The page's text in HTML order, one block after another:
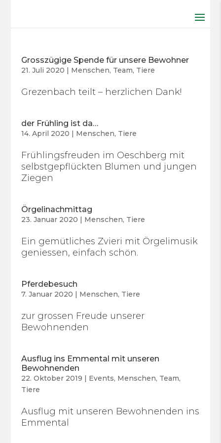
Grosszügige Spende für unsere Bewohner
21. Juli 2020 | Menschen, Team, Tiere
Grezenbach teilt – herzlichen Dank!
der Frühling ist da…
14. April 2020 | Menschen, Tiere
Frühlingsfreuden im Oeschberg mit
selbstgepflückten Blumen und jungen
Ziegen
Örgelinachmittag
23. Januar 2020 | Menschen, Tiere
Ein gemütliches Zvieri mit Örgelimusik
geniessen, einfach schön.
Pferdebesuch
7. Januar 2020 | Menschen, Tiere
zur grossen Freude unserer
Bewohnenden
Ausflug ins Emmental mit unseren
Bewohnenden
22. Oktober 2019 | Events, Menschen, Team,
Tiere
Ausflug mit unseren Bewohnenden ins
Emmental